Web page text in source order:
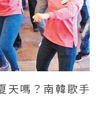
天嗎？南韓歌手